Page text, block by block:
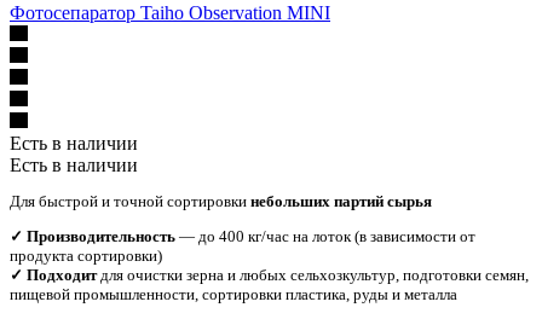
Фотосепаратор Taiho Observation MINI
Есть в наличии
Есть в наличии
Для быстрой и точной сортировки небольших партий сырья
✓ Производительность — до 400 кг/час на лоток (в зависимости от
продукта сортировки)
✓ Подходитдля очистки зерна и любых сельхозкультур, подготовки семян,
пищевой промышленности, сортировки пластика, руды и металла